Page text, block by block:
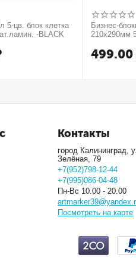
5-цв. блок клетка
-BLACK
Бизнес-
210х290мм
МЕТАЛЛИК
499.00
Контакты
город Калининград,
Зелёная, 79
+7(952)798-12-44
+7(995)086-04-48
Пн-Вс 10.00 - 20.00
Посмотреть на карте